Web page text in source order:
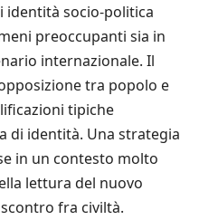
identità socio-politica
preoccupanti sia in
internazionale. Il
tra popolo e
tipiche
di identità. Una strategia
in un contesto molto
lettura del nuovo
fra civiltà.